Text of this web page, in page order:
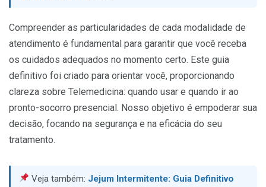
Compreender as particularidades de cada modalidade de
atendimento é fundamental para garantir que você receba
os cuidados adequados no momento certo. Este guia
definitivo foi criado para orientar você, proporcionando
clareza sobre Telemedicina: quando usar e quando ir ao
pronto-socorro presencial. Nosso objetivo é empoderar sua
decisão, focando na segurança e na eficácia do seu
tratamento.
Veja também: Jejum Intermitente: Guia Definitivo